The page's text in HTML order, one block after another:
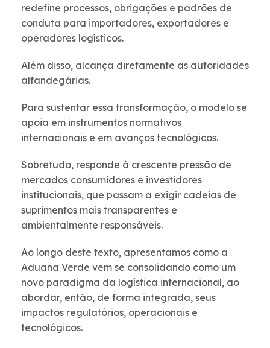
redefine processos, obrigações e padrões de
conduta para importadores, exportadores e
operadores logísticos.
Além disso, alcança diretamente as autoridades
alfandegárias.
Para sustentar essa transformação, o modelo se
apoia em instrumentos normativos
internacionais e em avanços tecnológicos.
Sobretudo, responde à crescente pressão de
mercados consumidores e investidores
institucionais, que passam a exigir cadeias de
suprimentos mais transparentes e
ambientalmente responsáveis.
Ao longo deste texto, apresentamos como a
Aduana Verde vem se consolidando como um
novo paradigma da logística internacional, ao
abordar, então, de forma integrada, seus
impactos regulatórios, operacionais e
tecnológicos.